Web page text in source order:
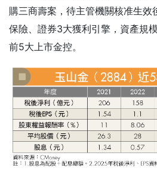
購三商壽案，待主管機關核准生效
保險、證券3大獲利引擎，資產規
前5大上市金控。